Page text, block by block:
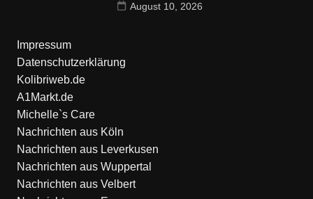
August 10, 2026
Impressum
Datenschutzerklärung
Kolibriweb.de
A1Markt.de
Michelle`s Care
Nachrichten aus Köln
Nachrichten aus Leverkusen
Nachrichten aus Wuppertal
Nachrichten aus Velbert